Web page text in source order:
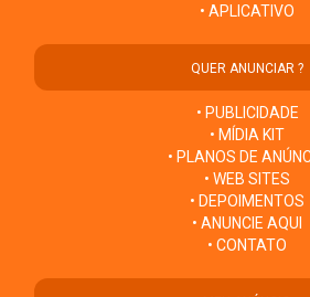
• APLICATIVO
QUER ANUNCIAR ?
• PUBLICIDADE
• MÍDIA KIT
• PLANOS DE
• WEB SITES
• DEPOIMENTOS
• ANUNCIE AQUI
• CONTATO